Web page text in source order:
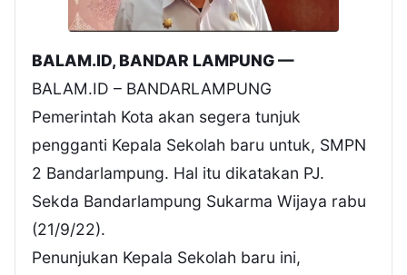
BALAM.ID, BANDAR LAMPUNG —
BALAM.ID – BANDARLAMPUNG
Pemerintah Kota akan segera tunjuk
pengganti Kepala Sekolah baru untuk, SMPN
2 Bandarlampung. Hal itu dikatakan PJ.
Sekda Bandarlampung Sukarma Wijaya rabu
(21/9/22).
Penunjukan Kepala Sekolah baru ini,